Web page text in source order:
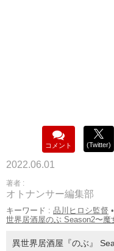
コメント (Twitter)
2022.06.01
著者 :
オトナンサー編集部
キーワード : 品川ヒロシ監督 •
世界居酒屋のぶ Season2〜魔
異世界居酒屋『のぶ』